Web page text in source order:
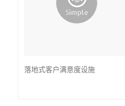
落地式客户满意度设施